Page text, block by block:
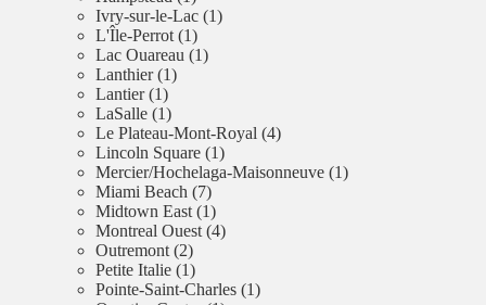
Ivry-sur-le-Lac (1)
L'Île-Perrot (1)
Lac Ouareau (1)
Lanthier (1)
Lantier (1)
LaSalle (1)
Le Plateau-Mont-Royal (4)
Lincoln Square (1)
Mercier/Hochelaga-Maisonneuve (1)
Miami Beach (7)
Midtown East (1)
Montreal Ouest (4)
Outremont (2)
Petite Italie (1)
Pointe-Saint-Charles (1)